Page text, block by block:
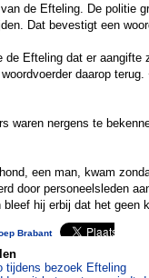
de Efteling. De politie
Dat bevestigt een
de Efteling dat er aangifte
daarop
waren nergens te
een man, kwam
door personeelsleden
hij erbij dat het geen
Brabant
tijdens bezoek Efteling